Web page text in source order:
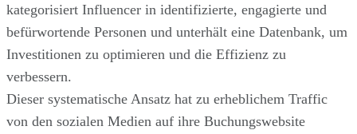
kategorisiert Influencer in identifizierte, engagierte und
befürwortende Personen und unterhält eine Datenbank, um
Investitionen zu optimieren und die Effizienz zu
verbessern.
Dieser systematische Ansatz hat zu erheblichem Traffic
von den sozialen Medien auf ihre Buchungswebsite